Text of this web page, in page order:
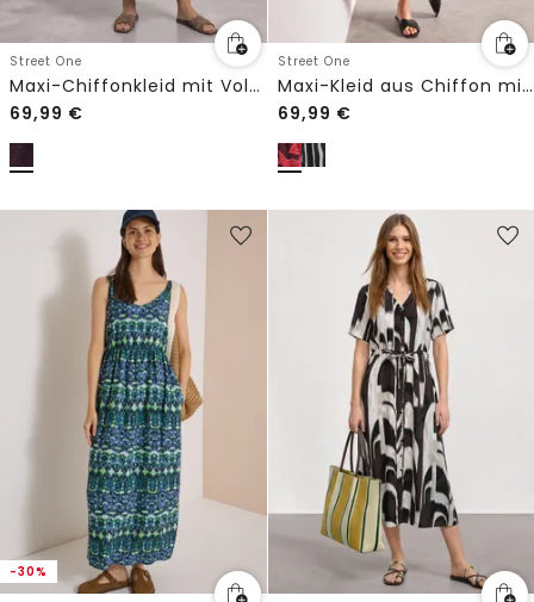
Street One
Maxi-Chiffonkleid mit Volants und Print
69,99 €
Street One
Maxi-Kleid aus Chiffon mit Print
69,99 €
-30%